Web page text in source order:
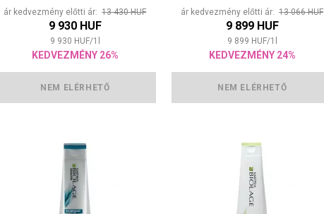
ár kedvezmény előtti ár:13 430 HUF
9 930 HUF
9 930 HUF/1
KEDVEZMÉNY 26%
NEM ELÉRHETŐ
ár kedvezmény előtti ár:13 066 HUF
9 899 HUF
9 899 HUF/1
KEDVEZMÉNY 24%
NEM ELÉRHETŐ